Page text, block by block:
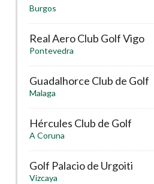
Burgos
Real Aero Club Golf Vigo
Pontevedra
Guadalhorce Club de Golf
Malaga
Hércules Club de Golf
A Coruna
Golf Palacio de Urgoiti
Vizcaya